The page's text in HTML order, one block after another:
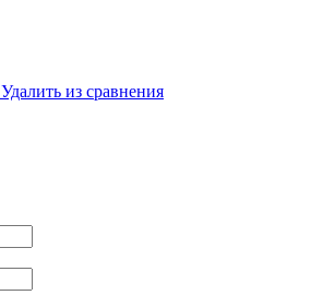
Удалить из сравнения